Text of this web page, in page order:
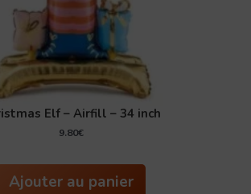
Elf – Airfill – 34 inch
9.80€
Ajouter au panier